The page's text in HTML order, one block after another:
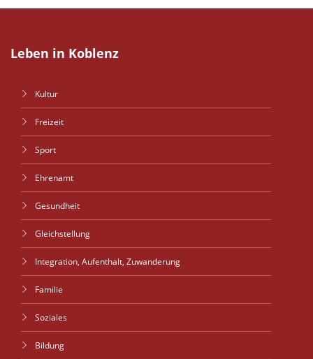
Leben in Koblenz
Kultur
Freizeit
Sport
Ehrenamt
Gesundheit
Gleichstellung
Integration, Aufenthalt, Zuwanderung
Familie
Soziales
Bildung